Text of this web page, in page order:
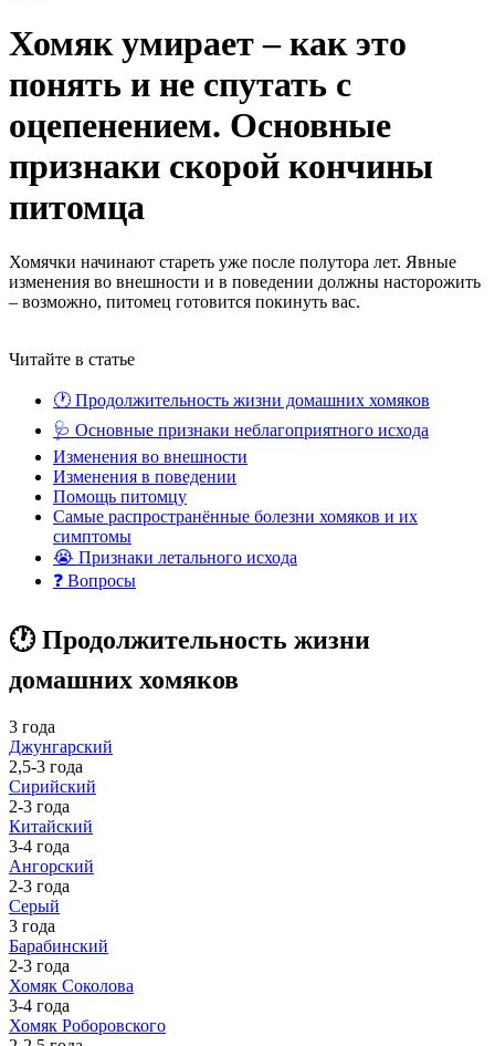
Хомяк умирает – как это
понять и не спутать с
оцепенением. Основные
признаки скорой кончины
питомца
Хомячки начинают стареть уже после полутора лет. Явные
изменения во внешности и в поведении должны насторожить
– возможно, питомец готовится покинуть вас.
Читайте в статье
🕐 Продолжительность жизни домашних хомяков
🩺 Основные признаки неблагоприятного исхода
Изменения во внешности
Изменения в поведении
Помощь питомцу
Самые распространённые болезни хомяков и их
симптомы
😭 Признаки летального исхода
❓ Вопросы
🕐 Продолжительность жизни
домашних хомяков
3 года
Джунгарский
2,5-3 года
Сирийский
2-3 года
Китайский
3-4 года
Ангорский
2-3 года
Серый
3 года
Барабинский
2-3 года
Хомяк Соколова
3-4 года
Хомяк Роборовского